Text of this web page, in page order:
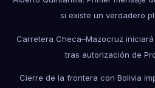
si existe un verdadero
Carretera Checa–Mazocruz
tras autorización de
Cierre de la frontera con Bolivia